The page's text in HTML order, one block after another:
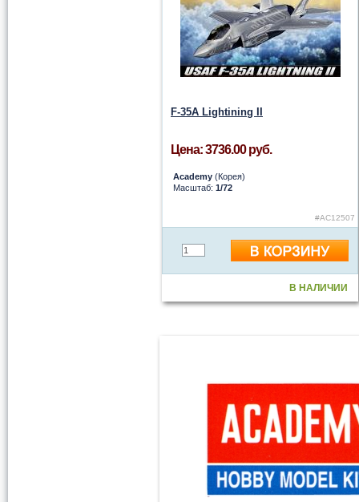
F-35A Lightining II
Цена: 3736.00 руб.
Academy (Корея)
Масштаб: 1/72
#AC12507
В НАЛИЧИИ